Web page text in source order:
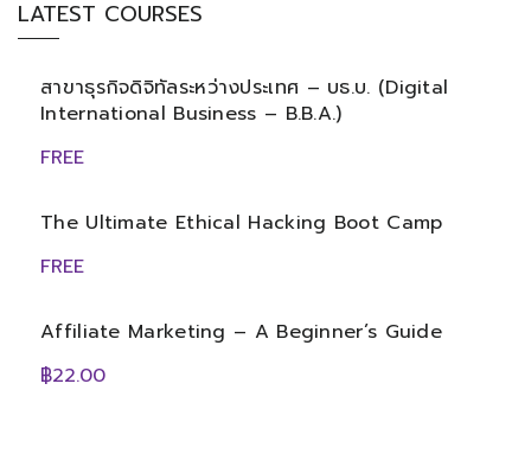
LATEST COURSES
สาขาธุรกิจดิจิทัลระหว่างประเทศ – บธ.บ. (Digital
International Business – B.B.A.)
FREE
The Ultimate Ethical Hacking Boot Camp
FREE
Affiliate Marketing – A Beginner’s Guide
฿22.00